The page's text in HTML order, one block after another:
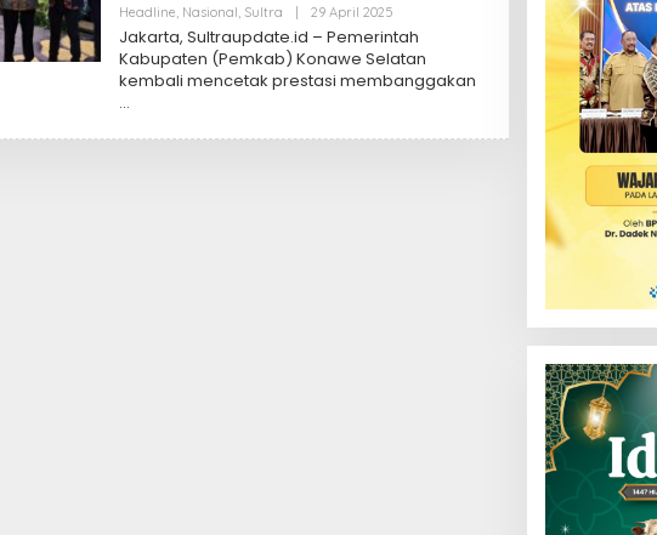
Headline, Nasional, Sultra 29 April 2025Oleh
Update
Jakarta, Sultraupdate.id – Pemerintah
Kabupaten (Pemkab) Konawe Selatan
kembali mencetak prestasi membanggakan